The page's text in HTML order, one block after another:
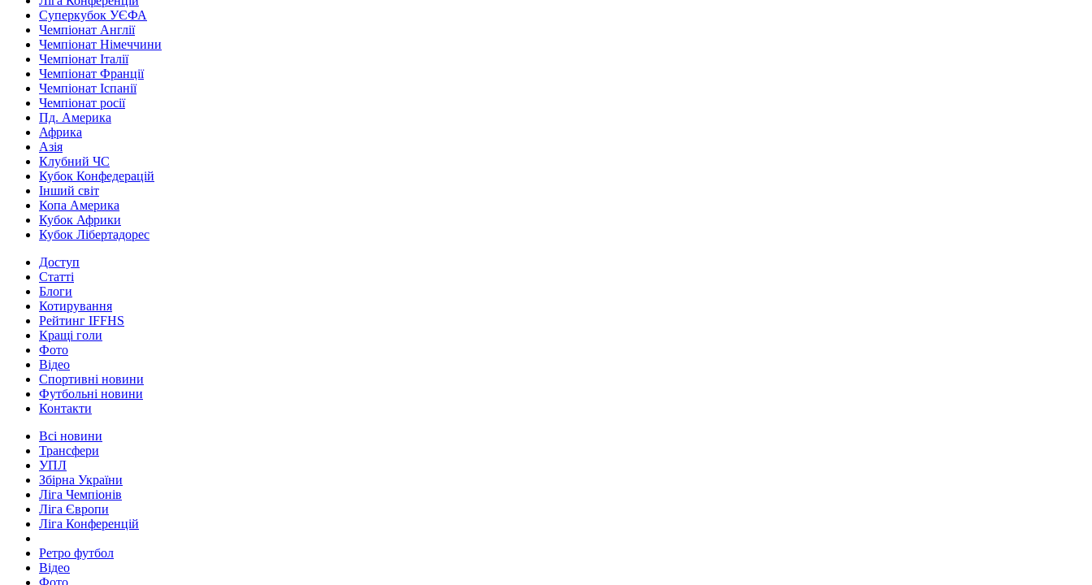
Суперкубок УЄФА
Чемпіонат Англії
Чемпіонат Німеччини
Чемпіонат Італії
Чемпіонат Франції
Чемпіонат Іспанії
Чемпіонат росії
Пд. Америка
Африка
Азія
Клубний ЧС
Кубок Конфедерацій
Інший світ
Копа Америка
Кубок Африки
Кубок Лібертадорес
Доступ
Статті
Блоги
Котирування
Рейтинг IFFHS
Кращі голи
Фото
Відео
Спортивні новини
Футбольні новини
Контакти
Всі новини
Трансфери
УПЛ
Збірна України
Ліга Чемпіонів
Ліга Європи
Ліга Конференцій
Ретро футбол
Відео